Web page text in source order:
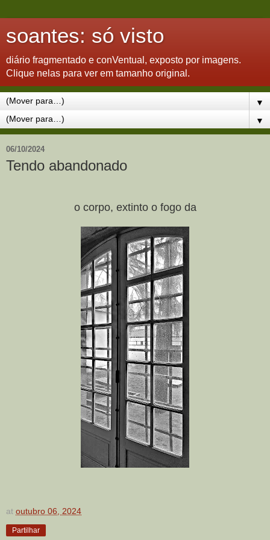
soantes: só visto
diário fragmentado e conVentual, exposto por imagens.
Clique nelas para ver em tamanho original.
▼
▼
06/10/2024
Tendo abandonado
o corpo, extinto o fogo da
at outubro 06, 2024
Partilhar